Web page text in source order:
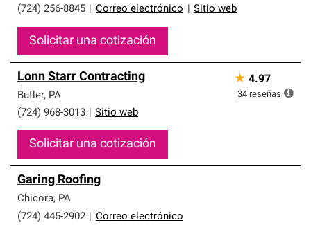
(724) 256-8845
Correo electrónico Sitio web
Solicitar una cotización
Lonn Starr Contracting
Butler, PA
(724) 968-3013
Sitio web
Solicitar una cotización
★ 4.97
34 reseñas
Garing Roofing
Chicora, PA
(724) 445-2902
Correo electrónico